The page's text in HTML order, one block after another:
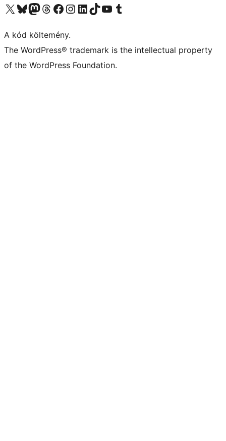
Visit our X (formerly Twitter) account
Visit our Bluesky account
Twitter csatornánk
Visit our Threads account
Facebook oldalunk megtekintése
Visit our Instagram account
Visit our LinkedIn account
Visit our TikTok account
Visit our YouTube channel
Visit our Tumblr account
A kód költemény.
The WordPress® trademark is the intellectual property
of the WordPress Foundation.